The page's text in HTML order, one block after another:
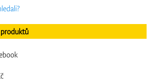
produktů